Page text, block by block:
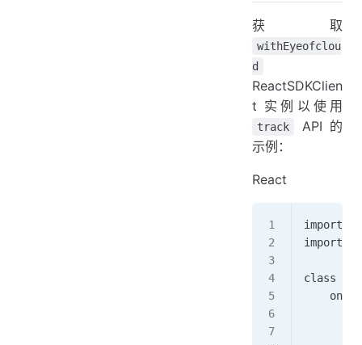
获取
withEyeofclou
d
ReactSDKClien
t 实例以使用
track
API 的
示例：
React
import
import {
class